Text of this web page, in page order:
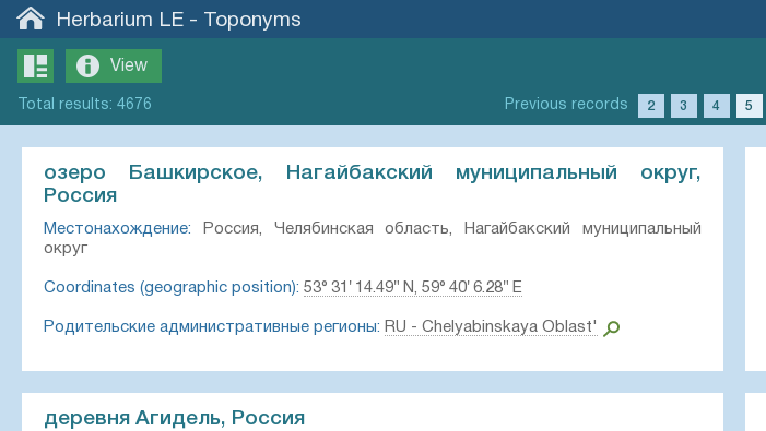
Herbarium LE - Toponyms
View
Total results: 4676 Previous records 2 3 4 5
озеро Башкирское, Нагайбакский муниципальный округ,
Россия
Местонахождение: Россия, Челябинская область, Нагайбакский муниципальный
округ
Coordinates (geographic position): 53° 31′ 14.49″ N, 59° 40′ 6.28″ E
Родительские административные регионы: RU - Chelyabinskaya Oblast'
деревня Агидель, Россия